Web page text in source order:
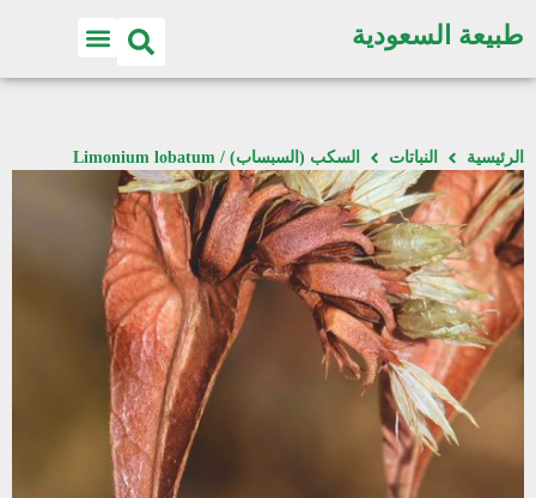
طبيعة السعودية
الرئيسية النباتات السكب (السبساب) / Limonium lobatum